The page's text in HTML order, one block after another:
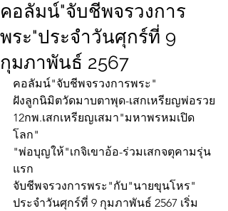
คอลัมน์"จับชีพจรวงการ
พระ"ประจำวันศุกร์ที่ 9
กุมภาพันธ์ 2567
คอลัมน์"จับชีพจรวงการพระ"
ฝังลูกนิมิตวัดมาบตาพุด-เสกเหรียญพ่อรวย
12กพ.เสกเหรียญเสมา"มหาพรหมเปิด
โลก"
"พ่อบุญให้"เกจิเขาอ้อ-ร่วมเสกจตุคามรุ่น
แรก
จับชีพจรวงการพระ"กับ"นายขุนโหร"
ประจำวันศุกร์ที่ 9 กุมภาพันธ์ 2567 เริ่ม